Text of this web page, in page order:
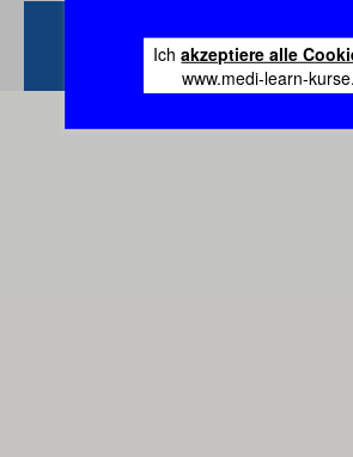
Ichakzeptiere alle
www.medi-learn-
Zurück
Vertrag